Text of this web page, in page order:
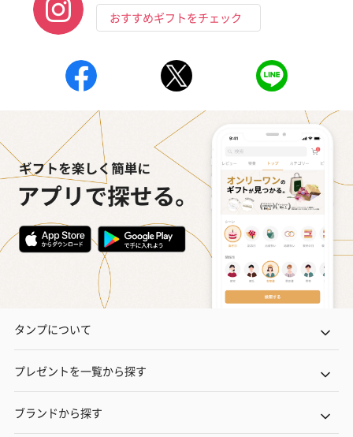
おすすめギフトをチェック
タンプについて
プレゼントを一覧から探す
ブランドから探す